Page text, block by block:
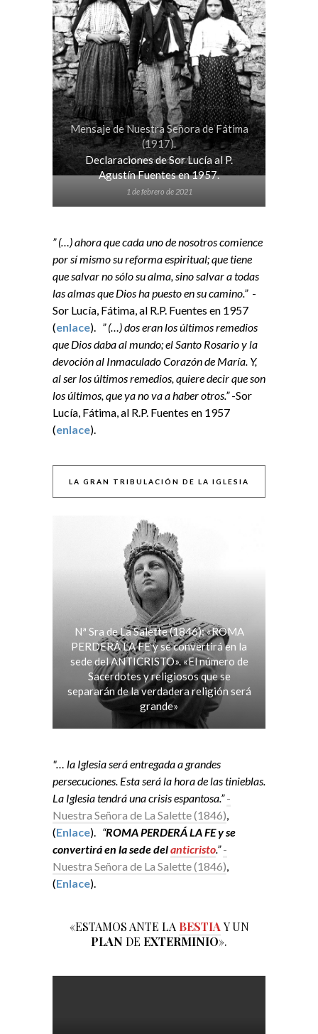
Mensaje de Nuestra Señora de Fátima
(1917).
2 de febrero de 2021
Declaraciones de Sor Lucía al P.
Agustín Fuentes en 1957.
1 de febrero de 2021
” (…) ahora que cada uno de nosotros comience
por sí mismo su reforma espiritual; que tiene
que salvar no sólo su alma, sino salvar a todas
las almas que Dios ha puesto en su camino.” -
Sor Lucía, Fátima, al R.P. Fuentes en 1957
(enlace). ” (…) dos eran los últimos remedios
que Dios daba al mundo; el Santo Rosario y la
devoción al Inmaculado Corazón de María. Y,
al ser los últimos remedios, quiere decir que son
los últimos, que ya no va a haber otros.”-Sor
Lucía, Fátima, al R.P. Fuentes en 1957
(enlace).
LA GRAN TRIBULACIÓN DE LA IGLESIA
Nª Sra de La Salette (1846): «ROMA
PERDERÁ LA FE y se convertirá en la
sede del ANTICRISTO». «El número de
Sacerdotes y religiosos que se
separarán de la verdadera religión será
grande»
"… la Iglesia será entregada a grandes
persecuciones. Esta será la hora de las tinieblas.
La Iglesia tendrá una crisis espantosa.” -
Nuestra Señora de La Salette (1846),
(Enlace). “ROMA PERDERÁ LA FE y se
convertirá en la sede delanticristo.” -
Nuestra Señora de La Salette (1846),
(Enlace).
«ESTAMOS ANTE LA BESTIA Y UN
PLAN DE EXTERMINIO».